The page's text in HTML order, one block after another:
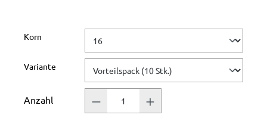
Korn
Variante auswählen
Anzahl